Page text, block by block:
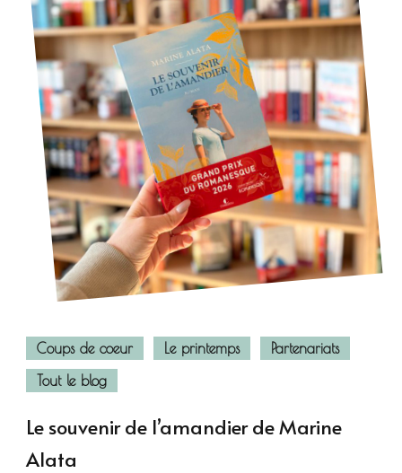
Coups de coeur Le printemps
Partenariats
Tout le blog
Le souvenir de l’amandier de Marine
Alata